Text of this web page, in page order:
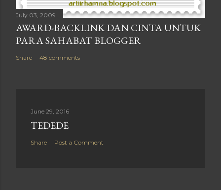
July 03, 2009
AWARD-BACKLINK DAN CINTA UNTUK
PARA SAHABAT BLOGGER
Share 48 comments
June 29, 2016
TEDEDE
Share Post a Comment